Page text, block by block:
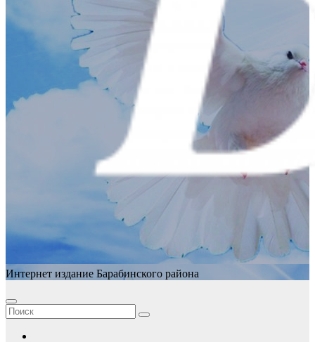
Интернет издание Барабинского района